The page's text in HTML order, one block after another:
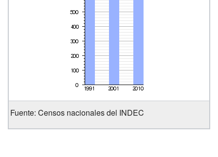
Fuente: Censos nacionales del INDEC